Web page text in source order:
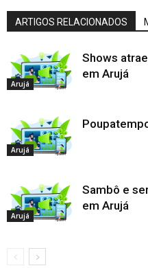
ARTIGOS RELACIONADOS
Arujá
Shows
em Arujá
Arujá
Arujá
Sambô e
em Arujá